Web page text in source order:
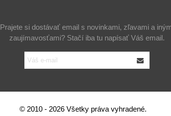
Prajete si dostávať email s novinkami, zľavami a
zaujímavosťami? Stačí iba tu napísať Váš email.
© 2010 - 2026 Všetky práva vyhradené.